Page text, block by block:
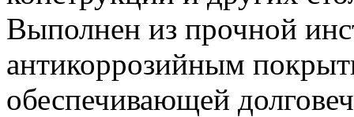
Выполнен из прочной
антикоррозийным
обеспечивающей